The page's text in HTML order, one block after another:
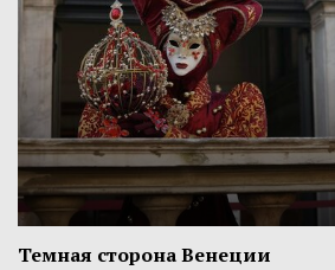
Темная сторона Венеции